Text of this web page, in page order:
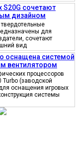
S20G сочетают
дизайном
для
сочетают
вид
оснащена системой
вентилятором
процессоров
Turbo (заводской
оснащения игровых
системы